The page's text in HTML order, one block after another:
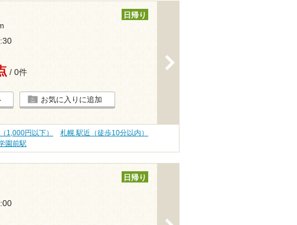
日帰り
/ 0件
お気に入りに追加
1,000円以下）
札幌 駅近（徒歩10分以内）
園前駅
日帰り